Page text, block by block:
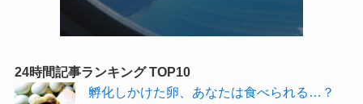
24時間記事ランキング TOP10
孵化しかけた卵、あなたは食べられる…？